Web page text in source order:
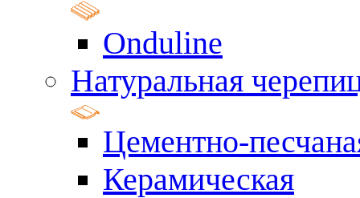
Onduline
Натуральная
Цементно-
Керамическая